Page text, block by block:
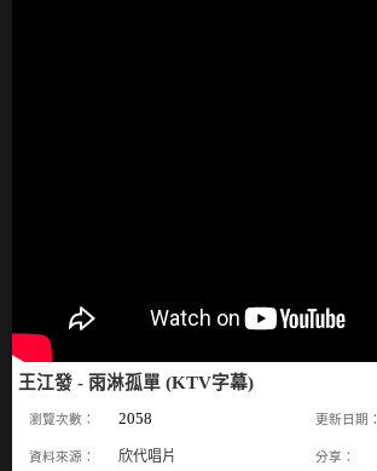
王江發 - 雨淋孤單 (KTV字幕)
瀏覽次數： 2058 更新日期：
資料來源： 欣代唱片 分享：